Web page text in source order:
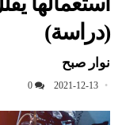
(دراسة)
نوار صبح
2021-12-13
0